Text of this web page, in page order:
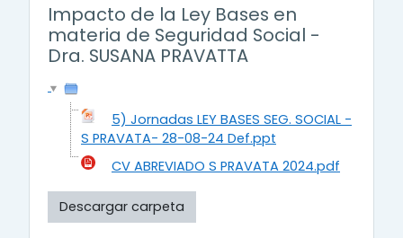
Impacto de la Ley Bases en
materia de Seguridad Social -
Dra. SUSANA PRAVATTA
5) Jornadas LEY BASES SEG. SOCIAL -
S PRAVATA- 28-08-24 Def.ppt
CV ABREVIADO S PRAVATA 2024.pdf
Descargar carpeta